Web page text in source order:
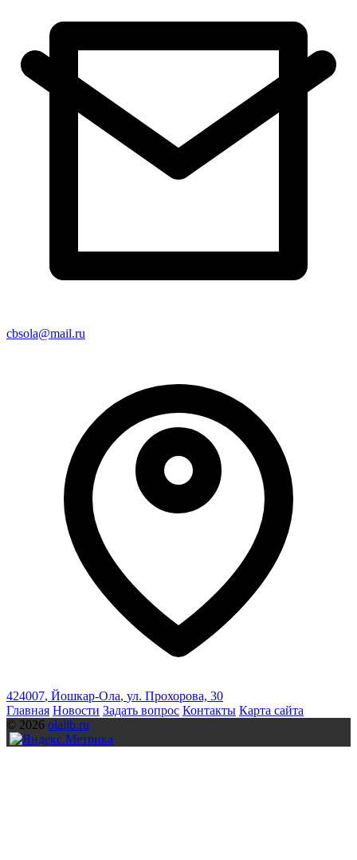
cbsola@mail.ru
424007, Йошкар-Ола, ул. Прохорова, 30
Главная Новости Задать вопрос Контакты Карта сайта
© 2026 olalib.ru